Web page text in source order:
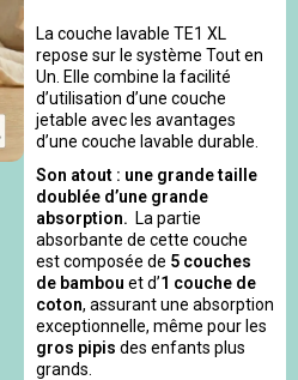
La couche lavable TE1 XL
repose sur le système Tout en
Un. Elle combine la facilité
d’utilisation d’une couche
jetable avec les avantages
d’une couche lavable durable.
Son atout : une grande taille
doublée d’une grande
absorption. La partie
absorbante de cette couche
est composée de 5 couches
de bambou et d’1 couche de
coton, assurant une absorption
exceptionnelle, même pour les
gros pipis des enfants plus
grands.